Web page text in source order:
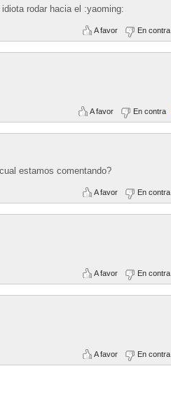
rodar hacia el :yaoming:
A favor En contra
A favor En contra
estamos comentando?
A favor En contra
A favor En contra
A favor En contra